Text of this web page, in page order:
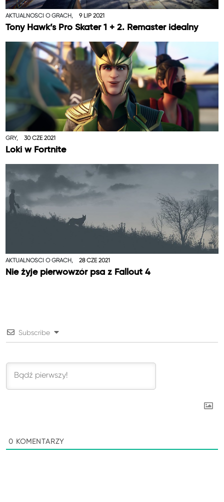
AKTUALNOŚCI O GRACH, 9 LIP 2021
Tony Hawk’s Pro Skater 1 + 2. Remaster idealny
GRY, 30 CZE 2021
Loki w Fortnite
AKTUALNOŚCI O GRACH, 28 CZE 2021
Nie żyje pierwowzór psa z Fallout 4
Subscribe
0 KOMENTARZY